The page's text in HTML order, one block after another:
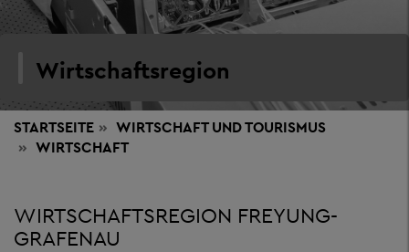
Wirtschaftsregion
STARTSEITE WIRTSCHAFTUND TOURISMUS
WIRTSCHAFT
WIRTSCHAFTSREGION FREYUNG-
GRAFENAU